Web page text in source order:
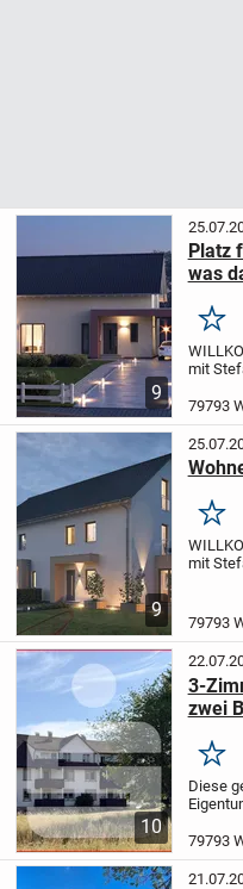
9
Platz
was
mit
Traum
79793
9
mit
79793
10
3-
zwei
Diese
mit
79793